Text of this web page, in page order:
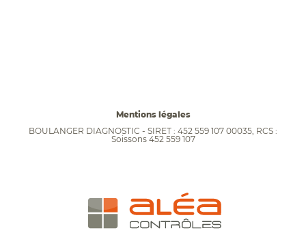
Mentions légales
BOULANGER DIAGNOSTIC - SIRET : 452 559 107 00035, RCS :
Soissons 452 559 107